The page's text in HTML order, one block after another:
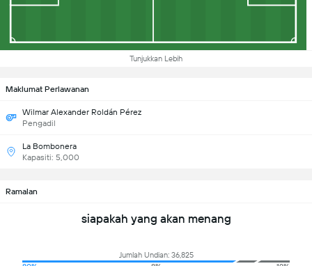
Tunjukkan Lebih
Maklumat Perlawanan
Wilmar Alexander Roldán Pérez
Pengadil
La Bombonera
Kapasiti: 5,000
Ramalan
siapakah yang akan menang
Jumlah Undian: 36,825